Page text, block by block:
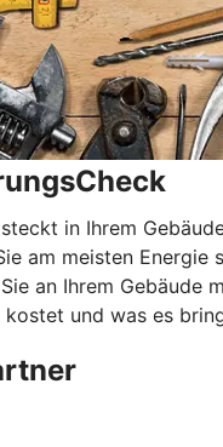
in Ihrem
am meisten Energie
an Ihrem Gebäude
und was es